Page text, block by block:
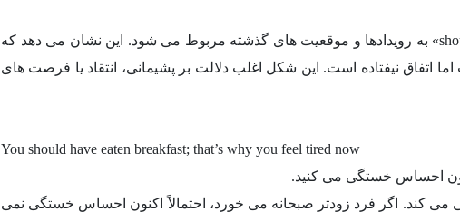
از سوی دیگر، در آموزش زبان انگلیسی، «should have» به رویدادها و موقعیت های گذشته مربوط می شود. این نشان می دهد که
نیفتاده است. این شکل اغلب دلالت بر پشیمانی، انتقاد یا فرصت های
You should have eaten breakfast; that’s why you feel tired now
احساس خستگی می کنید.
می کند. اگر فرد زودتر صبحانه می خورد، احتمالاً اکنون احساس خستگی نمی